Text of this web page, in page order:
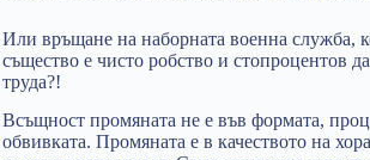
Или връщане на наборната военна служба,
същество е чисто робство и стопроцентов
труда?!
Всъщност промяната не е във формата,
обвивката. Промяната е в качеството на